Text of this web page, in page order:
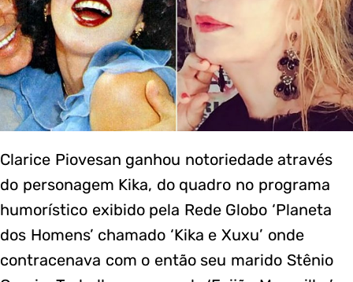
Clarice Piovesan ganhou notoriedade através
do personagem Kika, do quadro no programa
humorístico exibido pela Rede Globo ‘Planeta
dos Homens’ chamado ‘Kika e Xuxu’ onde
contracenava com o então seu marido Stênio